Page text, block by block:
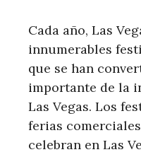
Cada año, Las
innumerables
que se han
importante de la
Las Vegas. Los
ferias
celebran en Las